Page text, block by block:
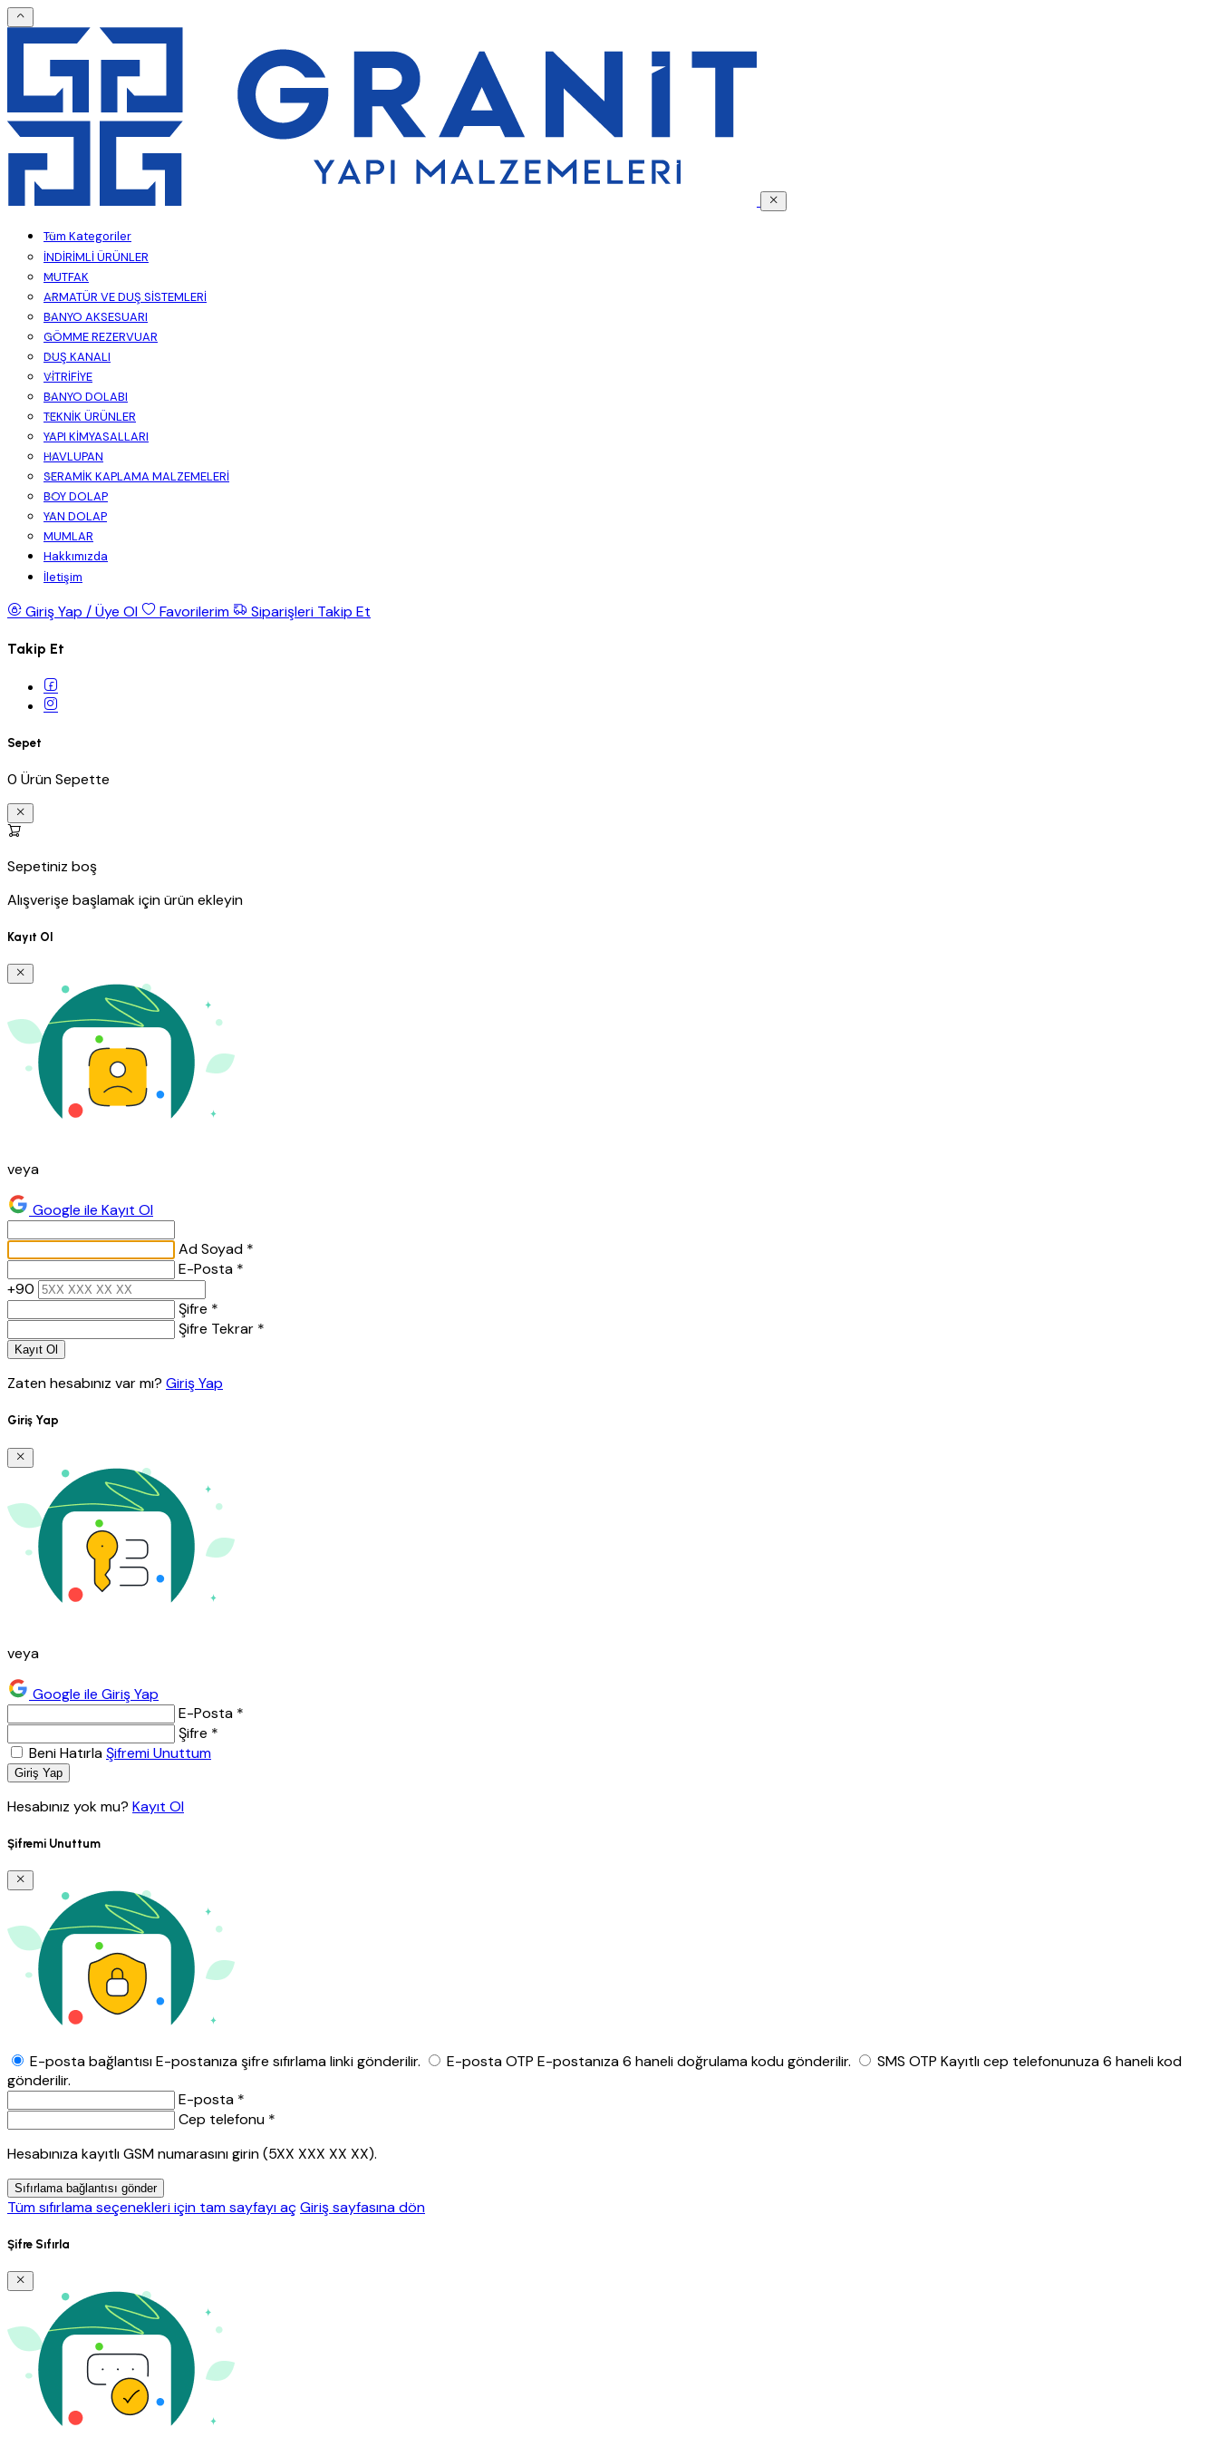
Tüm Kategoriler
İNDİRİMLİ ÜRÜNLER
MUTFAK
ARMATÜR VE DUŞ SİSTEMLERİ
BANYO AKSESUARI
GÖMME REZERVUAR
DUŞ KANALI
VİTRİFİYE
BANYO DOLABI
TEKNİK ÜRÜNLER
YAPI KİMYASALLARI
HAVLUPAN
SERAMİK KAPLAMA MALZEMELERİ
BOY DOLAP
YAN DOLAP
MUMLAR
Hakkımızda
İletişim
Giriş Yap / Üye Ol Favorilerim Siparişleri Takip Et
Takip Et
Sepet
0 Ürün Sepette
Sepetiniz boş
Alışverişe başlamak için ürün ekleyin
Kayıt Ol
veya
Google ile Kayıt Ol
Ad Soyad *
E-Posta *
+90
Şifre *
Şifre Tekrar *
Kayıt Ol
Zaten hesabınız var mı? Giriş Yap
Giriş Yap
veya
Google ile Giriş Yap
E-Posta *
Şifre *
Beni HatırlaŞifremi Unuttum
Giriş Yap
Hesabınız yok mu? Kayıt Ol
Şifremi Unuttum
E-posta bağlantısıE-postanıza şifre sıfırlama linki gönderilir. E-posta OTP E-postanıza 6 haneli doğrulama kodu gönderilir. SMS OTP Kayıtlı cep telefonunuza 6 haneli kod
gönderilir.
E-posta *
Cep telefonu *
Hesabınıza kayıtlı GSM numarasını girin (5XX XXX XX XX).
Sıfırlama bağlantısı gönder
Tüm sıfırlama seçenekleri için tam sayfayı açGiriş sayfasına dön
Şifre Sıfırla